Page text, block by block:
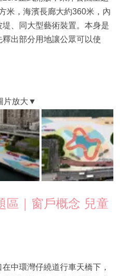
米，海濱長廊大約360米，內
、同大型藝術裝置。本身是
出部分用地讓公眾可以使
區｜窗戶概念 兒童
中環灣仔繞道行車天橋下，